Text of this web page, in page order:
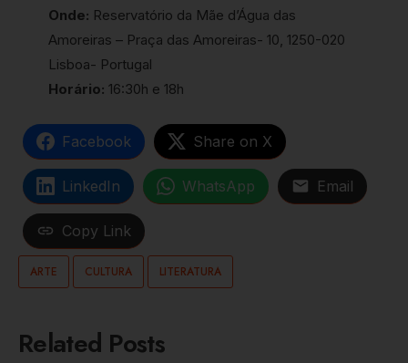
Onde: Reservatório da Mãe d’Água das
Amoreiras – Praça das Amoreiras- 10, 1250-020
Lisboa- Portugal
Horário: 16:30h e 18h
Facebook Share on X
LinkedIn WhatsApp Email
Copy Link
ARTE CULTURA LITERATURA
Related Posts